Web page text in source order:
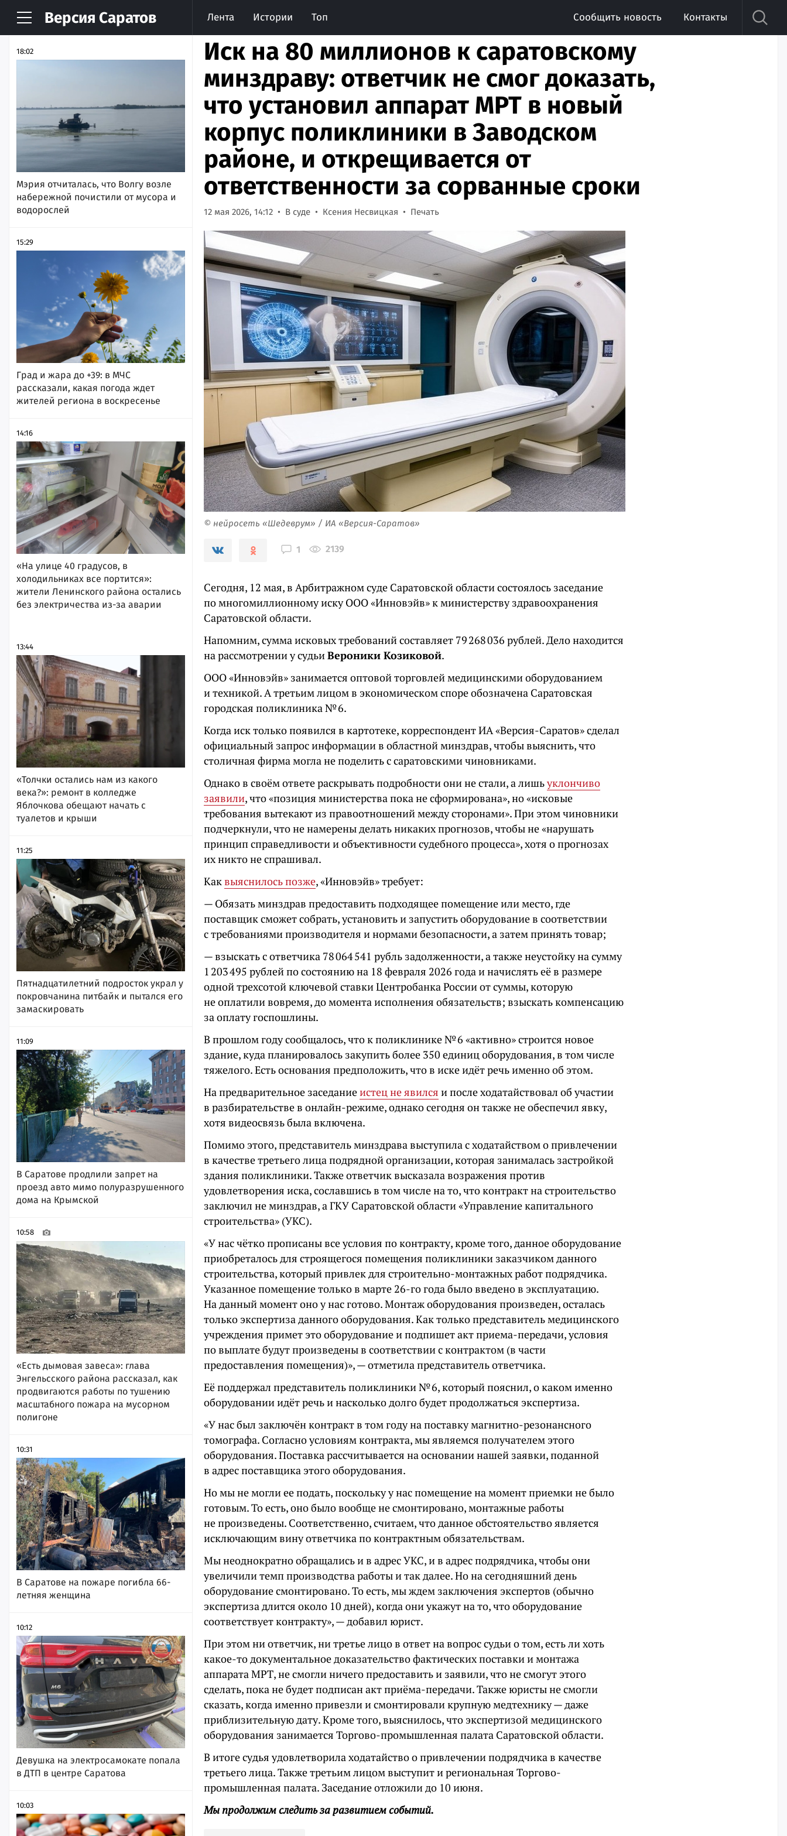
Версия Саратов Лента Истории Топ Сообщить новость Контакты
НОВОСТИ АРХИВ
18:02
Мэрия отчиталась, что Волгу возле
набережной почистили от мусора и
водорослей
15:29
Град и жара до +39: в МЧС
рассказали, какая погода ждет
жителей региона в воскресенье
14:16
«На улице 40 градусов, в
холодильниках все портится»:
жители Ленинского района остались
без электричества из-за аварии
13:44
«Толчки остались нам из какого
века?»: ремонт в колледже
Яблочкова обещают начать с
туалетов и крыши
11:25
Пятнадцатилетний подросток украл у
покровчанина питбайк и пытался его
замаскировать
11:09
В Саратове продлили запрет на
проезд авто мимо полуразрушенного
дома на Крымской
10:58
«Есть дымовая завеса»: глава
Энгельсского района рассказал, как
продвигаются работы по тушению
масштабного пожара на мусорном
полигоне
10:31
В Саратове на пожаре погибла 66-
летняя женщина
10:12
Девушка на электросамокате попала
в ДТП в центре Саратова
10:03
Иск на 80 миллионов к саратовскому
минздраву: ответчик не смог доказать,
что установил аппарат МРТ в новый
корпус поликлиники в Заводском
районе, и открещивается от
ответственности за сорванные сроки
12 мая 2026, 14:12 В суде Ксения Несвицкая Печать
© нейросеть «Шедеврум» / ИА «Версия-Саратов»
1 2139
Сегодня, 12 мая, в Арбитражном суде Саратовской области состоялось заседание
по многомиллионному иску ООО «Инновэйв» к министерству здравоохранения
Саратовской области.
Напомним, сумма исковых требований составляет 79 268 036 рублей. Дело находится
на рассмотрении у судьиВероники Козиковой.
ООО «Инновэйв» занимается оптовой торговлей медицинскими оборудованием
и техникой. А третьим лицом в экономическом споре обозначена Саратовская
городская поликлиника № 6.
Когда иск только появился в картотеке, корреспондент ИА «Версия-Саратов» сделал
официальный запрос информации в областной минздрав, чтобы выяснить, что
столичная фирма могла не поделить с саратовскими чиновниками.
Однако в своём ответе раскрывать подробности они не стали, а лишьуклончиво
заявили, что «позиция министерства пока не сформирована», но «исковые
требования вытекают из правоотношений между сторонами». При этом чиновники
подчеркнули, что не намерены делать никаких прогнозов, чтобы не «нарушать
принцип справедливости и объективности судебного процесса», хотя о прогнозах
их никто не спрашивал.
Каквыяснилось позже, «Инновэйв» требует:
— Обязать минздрав предоставить подходящее помещение или место, где
поставщик сможет собрать, установить и запустить оборудование в соответствии
с требованиями производителя и нормами безопасности, а затем принять товар;
— взыскать с ответчика 78 064 541 рубль задолженности, а также неустойку на сумму
1 203 495 рублей по состоянию на 18 февраля 2026 года и начислять её в размере
одной трехсотой ключевой ставки Центробанка России от суммы, которую
не оплатили вовремя, до момента исполнения обязательств; взыскать компенсацию
за оплату госпошлины.
В прошлом году сообщалось, что к поликлинике № 6 «активно» строится новое
здание, куда планировалось закупить более 350 единиц оборудования, в том числе
тяжелого. Есть основания предположить, что в иске идёт речь именно об этом.
На предварительное заседаниеистец не явился и после ходатайствовал об участии
в разбирательстве в онлайн-режиме, однако сегодня он также не обеспечил явку,
хотя видеосвязь была включена.
Помимо этого, представитель минздрава выступила с ходатайством о привлечении
в качестве третьего лица подрядной организации, которая занималась застройкой
здания поликлиники. Также ответчик высказала возражения против
удовлетворения иска, сославшись в том числе на то, что контракт на строительство
заключил не минздрав, а ГКУ Саратовской области «Управление капитального
строительства» (УКС).
«У нас чётко прописаны все условия по контракту, кроме того, данное оборудование
приобреталось для строящегося помещения поликлиники заказчиком данного
строительства, который привлек для строительно-монтажных работ подрядчика.
Указанное помещение только в марте 26-го года было введено в эксплуатацию.
На данный момент оно у нас готово. Монтаж оборудования произведен, осталась
только экспертиза данного оборудования. Как только представитель медицинского
учреждения примет это оборудование и подпишет акт приема-передачи, условия
по выплате будут произведены в соответствии с контрактом (в части
предоставления помещения)», — отметила представитель ответчика.
Её поддержал представитель поликлиники № 6, который пояснил, о каком именно
оборудовании идёт речь и насколько долго будет продолжаться экспертиза.
«У нас был заключён контракт в том году на поставку магнитно-резонансного
томографа. Согласно условиям контракта, мы являемся получателем этого
оборудования. Поставка рассчитывается на основании нашей заявки, поданной
в адрес поставщика этого оборудования.
Но мы не могли ее подать, поскольку у нас помещение на момент приемки не было
готовым. То есть, оно было вообще не смонтировано, монтажные работы
не произведены. Соответственно, считаем, что данное обстоятельство является
исключающим вину ответчика по контрактным обязательствам.
Мы неоднократно обращались и в адрес УКС, и в адрес подрядчика, чтобы они
увеличили темп производства работы и так далее. Но на сегодняшний день
оборудование смонтировано. То есть, мы ждем заключения экспертов (обычно
экспертиза длится около 10 дней), когда они укажут на то, что оборудование
соответствует контракту», — добавил юрист.
При этом ни ответчик, ни третье лицо в ответ на вопрос судьи о том, есть ли хоть
какое-то документальное доказательство фактических поставки и монтажа
аппарата МРТ, не смогли ничего предоставить и заявили, что не смогут этого
сделать, пока не будет подписан акт приёма-передачи. Также юристы не смогли
сказать, когда именно привезли и смонтировали крупную медтехнику — даже
приблизительную дату. Кроме того, выяснилось, что экспертизой медицинского
оборудования занимается Торгово-промышленная палата Саратовской области.
В итоге судья удовлетворила ходатайство о привлечении подрядчика в качестве
третьего лица. Также третьим лицом выступит и региональная Торгово-
промышленная палата. Заседание отложили до 10 июня.
Мы продолжим следить за развитием событий.